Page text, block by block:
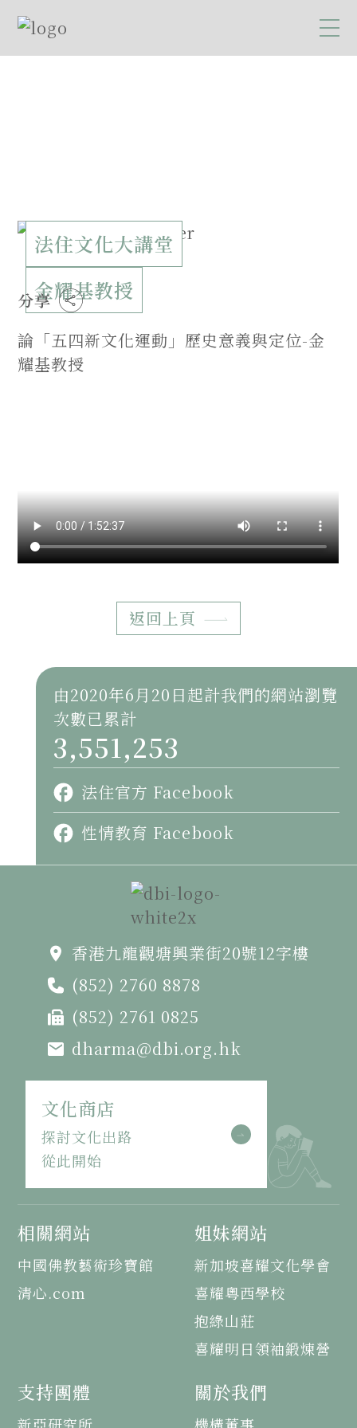
法住文化大講堂
金耀基教授
分享
論「五四新文化運動」歷史意義與定位-金
耀基教授
返回上頁
由2020年6月20日起計我們的網站瀏覽
次數已累計
3,551,253
法住官方 Facebook
性情教育 Facebook
香港九龍觀塘興業街20號12字樓
(852) 2760 8878
(852) 2761 0825
dharma@dbi.org.hk
文化商店
探討文化出路
從此開始
相關網站
中國佛教藝術珍寶館
清心.com
姐妹網站
新加坡喜耀文化學會
喜耀粵西學校
抱綠山莊
喜耀明日領袖鍛煉營
支持團體 關於我們